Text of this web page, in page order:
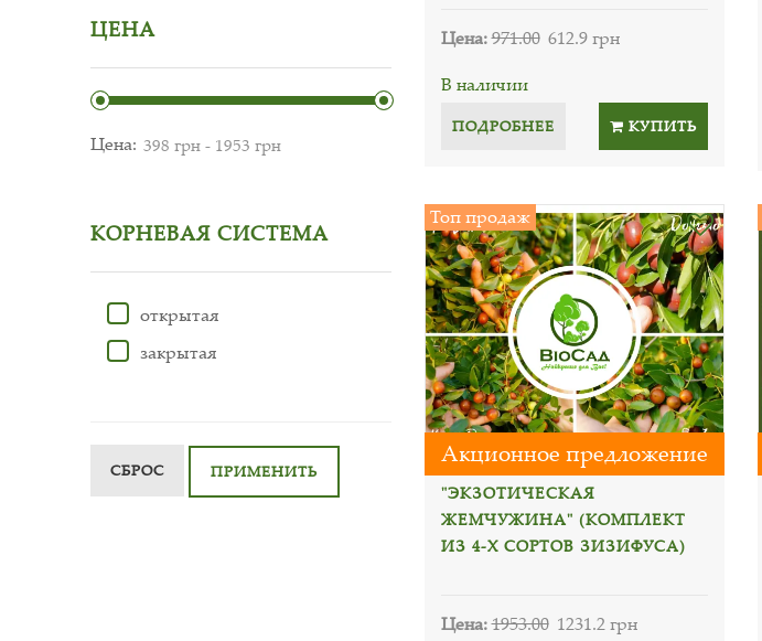
ЦЕНА
Цена:
КОРНЕВАЯ СИСТЕМА
открытая
закрытая
СБРОС ПРИМЕНИТЬ
Цена:971.00 612.9 грн
В наличии
ПОДРОБНЕЕ КУПИТЬ
Топ продаж
Акционное предложение
"ЭКЗОТИЧЕСКАЯ
ЖЕМЧУЖИНА" (КОМПЛЕКТ
ИЗ 4-Х СОРТОВ ЗИЗИФУСА)
Цена:1953.00 1231.2 грн